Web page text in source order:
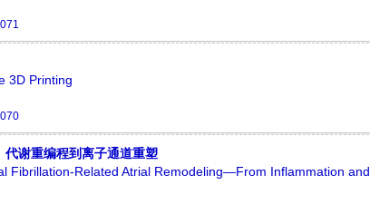
3D Printing
谢重编程到离子通道重塑
Fibrillation-Related Atrial Remodeling—From Inflammation